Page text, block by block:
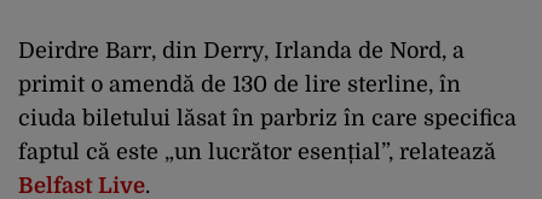
Deirdre Barr, din Derry, Irlanda de Nord, a
primit o amendă de 130 de lire sterline, în
ciuda biletului lăsat în parbriz în care specifica
faptul că este „un lucrător esențial”, relatează
Belfast Live.